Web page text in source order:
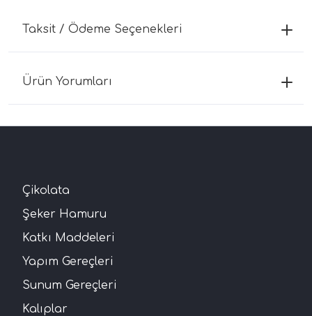
Taksit / Ödeme Seçenekleri
Ürün Yorumları
Çikolata
Şeker Hamuru
Katkı Maddeleri
Yapım Gereçleri
Sunum Gereçleri
Kalıplar